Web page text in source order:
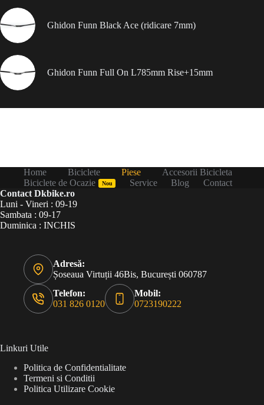
Ghidon Funn Black Ace (ridicare 7mm)
Ghidon Funn Full On L785mm Rise+15mm
Home Biciclete Piese
Accesorii Bicicleta
Biciclete de Ocazie
Nou Service Blog
Contact
Contact Dkbike.ro
Luni - Vineri : 09-19
Sambata : 09-17
Duminica : INCHIS
Adresă:
Șoseaua Virtuții 46Bis, București 060787
Telefon:
031 826 0120
Mobil:
0723190222
Linkuri Utile
Politica de Confidentialitate
Termeni si Conditii
Politica Utilizare Cookie